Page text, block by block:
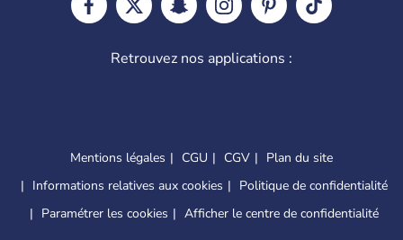
Retrouvez nos applications :
Mentions légales CGU CGV
Plan du site
Informations relatives aux cookies
Politique de confidentialité
Paramétrer les cookies
Afficher le centre de confidentialité